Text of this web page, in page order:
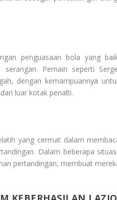
penguasaan bola yang
Pemain seperti
dengan kemampuannya
luar kotak penalti.
yang cermat dalam
Dalam beberapa
pertandingan, membuat